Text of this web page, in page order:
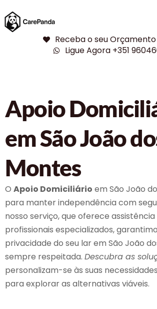
Receba o seu
Ligue Agora +351
Apoio
em São João
Montes
O Apoio Domiciliário em São João
para manter independência com
nosso serviço, que oferece
profissionais especializados,
privacidade do seu lar em São João
sempre respeitada. Descubra as
personalizam-se às suas
para explorar as alternativas viáveis.